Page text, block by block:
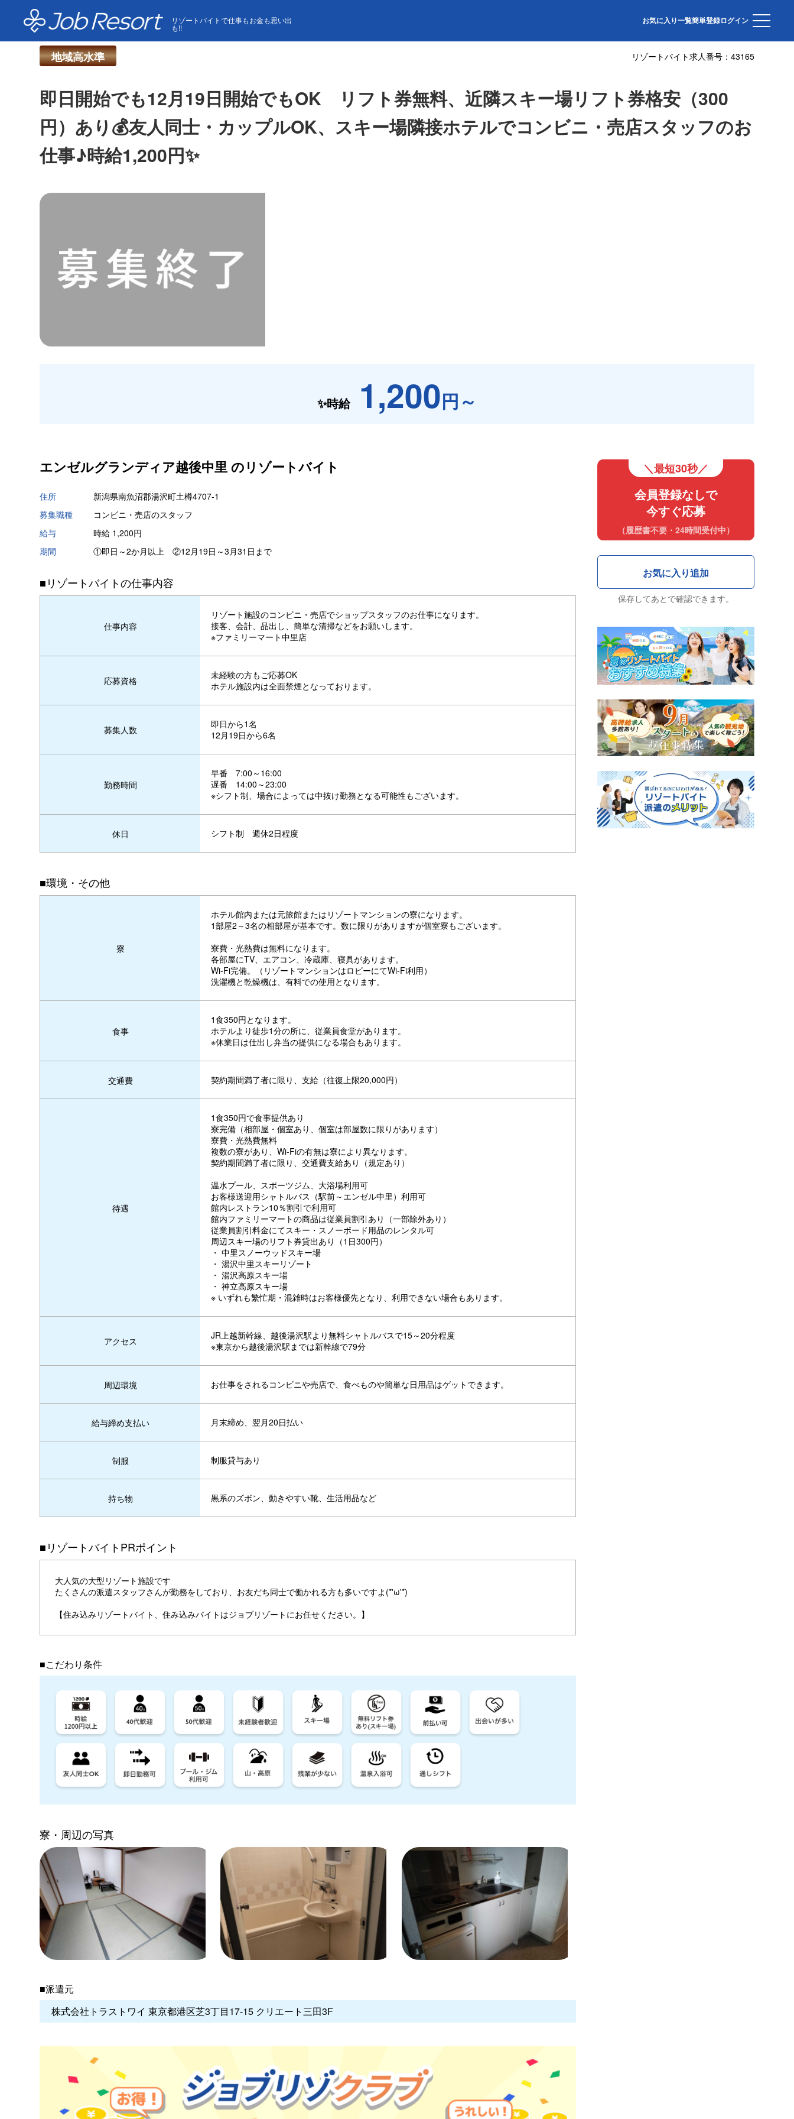
リゾートバイトで仕事もお金も思い出
も!!
お気に入り一覧簡単登録ログイン
HOME 求人一覧
地域高水準 リゾートバイト求人番号： 43165
即日開始でも12月19日開始でもOK リフト券無料、近隣スキー場リフト券格安（300
円）あり💰友人同士・カップルOK、スキー場隣接ホテルでコンビニ・売店スタッフのお
仕事♪時給1,200円✨
✨時給 1,200円～
エンゼルグランディア越後中里 のリゾートバイト
住所
新潟県南魚沼郡湯沢町土樽4707-1
募集職種
コンビニ・売店のスタッフ
給与
時給 1,200円
期間
①即日～2か月以上 ②12月19日～3月31日まで
■リゾートバイトの仕事内容
仕事内容
リゾート施設のコンビニ・売店でショップスタッフのお仕事になります。
接客、会計、品出し、簡単な清掃などをお願いします。
※ファミリーマート中里店
応募資格
未経験の方もご応募OK
ホテル施設内は全面禁煙となっております。
募集人数
即日から1名
12月19日から6名
勤務時間
早番 7:00～16:00
遅番 14:00～23:00
※シフト制、場合によっては中抜け勤務となる可能性もございます。
休日 シフト制 週休2日程度
■環境・その他
寮
ホテル館内または元旅館またはリゾートマンションの寮になります。
1部屋2～3名の相部屋が基本です。数に限りがありますが個室寮もございます。
寮費・光熱費は無料になります。
各部屋にTV、エアコン、冷蔵庫、寝具があります。
Wi-Fi完備。（リゾートマンションはロビーにてWi-Fi利用）
洗濯機と乾燥機は、有料での使用となります。
食事
1食350円となります。
ホテルより徒歩1分の所に、従業員食堂があります。
※休業日は仕出し弁当の提供になる場合もあります。
交通費 契約期間満了者に限り、支給（往復上限20,000円）
待遇
1食350円で食事提供あり
寮完備（相部屋・個室あり、個室は部屋数に限りがあります）
寮費・光熱費無料
複数の寮があり、Wi-Fiの有無は寮により異なります。
契約期間満了者に限り、交通費支給あり（規定あり）
温水プール、スポーツジム、大浴場利用可
お客様送迎用シャトルバス（駅前～エンゼル中里）利用可
館内レストラン10％割引で利用可
館内ファミリーマートの商品は従業員割引あり（一部除外あり）
従業員割引料金にてスキー・スノーボード用品のレンタル可
周辺スキー場のリフト券貸出あり（1日300円）
・ 中里スノーウッドスキー場
・ 湯沢中里スキーリゾート
・ 湯沢高原スキー場
・ 神立高原スキー場
※ いずれも繁忙期・混雑時はお客様優先となり、利用できない場合もあります。
アクセス
JR上越新幹線、越後湯沢駅より無料シャトルバスで15～20分程度
※東京から越後湯沢駅までは新幹線で79分
周辺環境 お仕事をされるコンビニや売店で、食べものや簡単な日用品はゲットできます。
給与締め支払い 月末締め、翌月20日払い
制服 制服貸与あり
持ち物 黒系のズボン、動きやすい靴、生活用品など
■リゾートバイトPRポイント
大人気の大型リゾート施設です
たくさんの派遣スタッフさんが勤務をしており、お友だち同士で働かれる方も多いですよ(*'ω'*)
【住み込みリゾートバイト、住み込みバイトはジョブリゾートにお任せください。】
■こだわり条件
寮・周辺の写真
■派遣元
株式会社トラストワイ 東京都港区芝3丁目17-15 クリエート三田3F
＼最短30秒／
会員登録なしで
今すぐ応募
（履歴書不要・24時間受付中）
保存してあとで確認できます。